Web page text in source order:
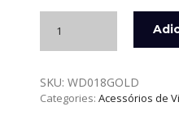
MANGA
COM
ELÁSTICO
SKU: WD018GOLD
Categories: Acessórios de